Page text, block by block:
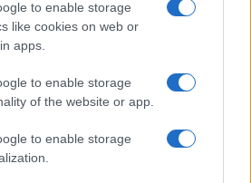
to enable storage
like cookies on web or
apps.
to enable storage
of the website or app.
to enable storage